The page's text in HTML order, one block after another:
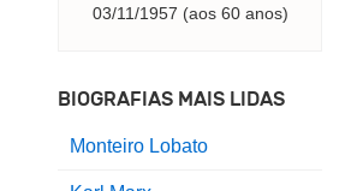
03/11/1957 (aos 60 anos)
BIOGRAFIAS MAIS LIDAS
Monteiro Lobato